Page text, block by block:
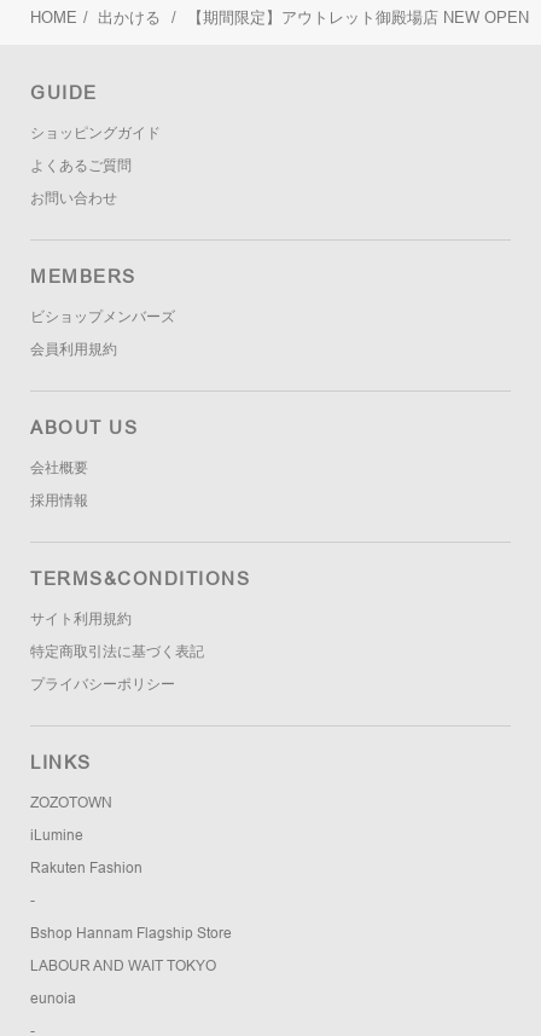
HOME / 出かける / 【期間限定】アウトレット御殿場店 NEW OPEN
GUIDE
ショッピングガイド
よくあるご質問
お問い合わせ
MEMBERS
ビショップメンバーズ
会員利用規約
ABOUT US
会社概要
採用情報
TERMS&CONDITIONS
サイト利用規約
特定商取引法に基づく表記
プライバシーポリシー
LINKS
ZOZOTOWN
iLumine
Rakuten Fashion
-
Bshop Hannam Flagship Store
LABOUR AND WAIT TOKYO
eunoia
-